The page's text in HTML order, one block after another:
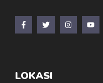
LOKASI